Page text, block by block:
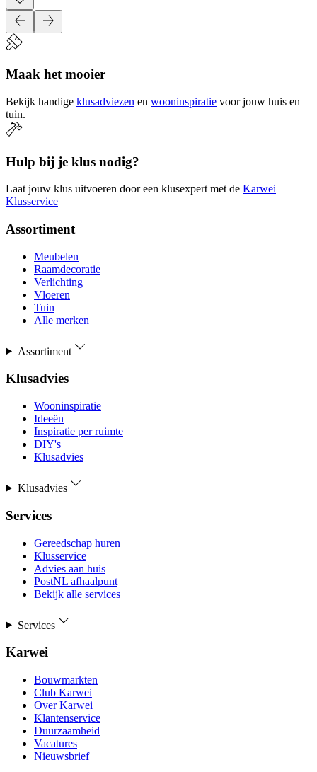
Maak het mooier
Bekijk handige klusadviezen en wooninspiratie voor jouw huis en
tuin.
Hulp bij je klus nodig?
Laat jouw klus uitvoeren door een klusexpert met de Karwei
Klusservice
Assortiment
Meubelen
Raamdecoratie
Verlichting
Vloeren
Tuin
Alle merken
Assortiment
Klusadvies
Wooninspiratie
Ideeën
Inspiratie per ruimte
DIY's
Klusadvies
Klusadvies
Services
Gereedschap huren
Klusservice
Advies aan huis
PostNL afhaalpunt
Bekijk alle services
Services
Karwei
Bouwmarkten
Club Karwei
Over Karwei
Klantenservice
Duurzaamheid
Vacatures
Nieuwsbrief